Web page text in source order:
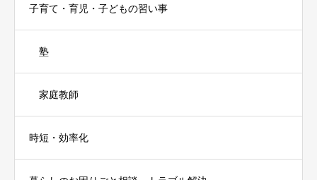
子育て・育児・子どもの習い事
塾
家庭教師
時短・効率化